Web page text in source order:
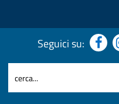
Seguici su: